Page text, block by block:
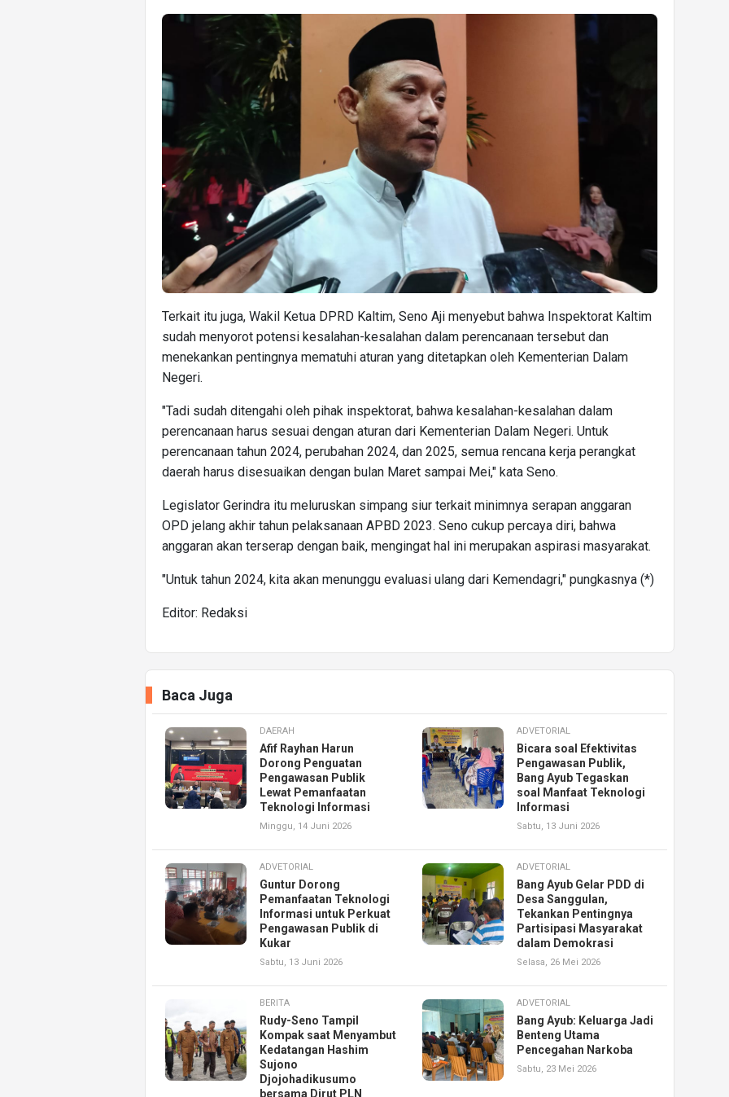
Terkait itu juga, Wakil Ketua DPRD Kaltim, Seno Aji menyebut bahwa Inspektorat Kaltim
sudah menyorot potensi kesalahan-kesalahan dalam perencanaan tersebut dan
menekankan pentingnya mematuhi aturan yang ditetapkan oleh Kementerian Dalam
Negeri.
"Tadi sudah ditengahi oleh pihak inspektorat, bahwa kesalahan-kesalahan dalam
perencanaan harus sesuai dengan aturan dari Kementerian Dalam Negeri. Untuk
perencanaan tahun 2024, perubahan 2024, dan 2025, semua rencana kerja perangkat
daerah harus disesuaikan dengan bulan Maret sampai Mei," kata Seno.
Legislator Gerindra itu meluruskan simpang siur terkait minimnya serapan anggaran
OPD jelang akhir tahun pelaksanaan APBD 2023. Seno cukup percaya diri, bahwa
anggaran akan terserap dengan baik, mengingat hal ini merupakan aspirasi masyarakat.
"Untuk tahun 2024, kita akan menunggu evaluasi ulang dari Kemendagri," pungkasnya (*)
Editor: Redaksi
Baca Juga
DAERAH
Afif Rayhan Harun
Dorong Penguatan
Pengawasan Publik
Lewat Pemanfaatan
Teknologi Informasi
Minggu, 14 Juni 2026
ADVETORIAL
Bicara soal Efektivitas
Pengawasan Publik,
Bang Ayub Tegaskan
soal Manfaat Teknologi
Informasi
Sabtu, 13 Juni 2026
ADVETORIAL
Guntur Dorong
Pemanfaatan Teknologi
Informasi untuk Perkuat
Pengawasan Publik di
Kukar
Sabtu, 13 Juni 2026
ADVETORIAL
Bang Ayub Gelar PDD di
Desa Sanggulan,
Tekankan Pentingnya
Partisipasi Masyarakat
dalam Demokrasi
Selasa, 26 Mei 2026
BERITA
Rudy-Seno Tampil
Kompak saat Menyambut
Kedatangan Hashim
Sujono
Djojohadikusumo
bersama Dirut PLN
ADVETORIAL
Bang Ayub: Keluarga Jadi
Benteng Utama
Pencegahan Narkoba
Sabtu, 23 Mei 2026